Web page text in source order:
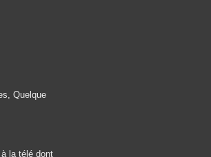
Quelque
la télé dont